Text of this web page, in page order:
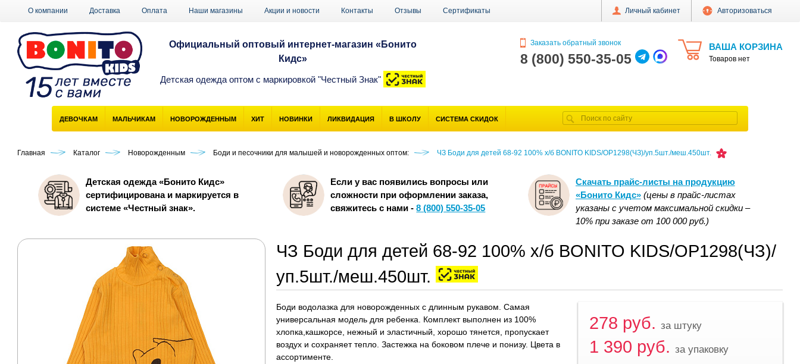
Личный кабинет Авторизоваться
О компании Доставка Оплата Наши магазины Акции и новости Контакты Отзывы Сертификаты
ВАША КОРЗИНА
Товаров нет
Заказать обратный звонок
8 (800) 550-35-05
Официальный оптовый интернет-магазин «Бонито
Кидс»
Детская одежда оптом с маркировкой "Честный Знак"
ДЕВОЧКАМ МАЛЬЧИКАМ НОВОРОЖДЕННЫМ ХИТ НОВИНКИ ЛИКВИДАЦИЯ В ШКОЛУ СИСТЕМА СКИДОК
Главная Каталог Новорожденным Боди и песочники для малышей и новорожденных оптом: ЧЗ Боди для детей 68-92 100% х/б BONITO KIDS/OP1298(ЧЗ)/уп.5шт./меш.450шт.
Детская одежда «Бонито Кидс»
сертифицирована и маркируется в
системе «Честный знак».
Если у вас появились вопросы или
сложности при оформлении заказа,
свяжитесь с нами -8 (800) 550-35-05
Скачать прайс-листы на продукцию
«Бонито Кидс» (цены в прайс-листах
указаны с учетом максимальной скидки –
10% при заказе от 100 000 руб.)
ЧЗ Боди для детей 68-92 100% х/б BONITO KIDS/OP1298(ЧЗ)/
уп.5шт./меш.450шт.
Боди водолазка для новорожденных с длинным рукавом. Самая
универсальная модель для ребенка. Комплект выполнен из 100%
хлопка,кашкорсе, нежный и эластичный, хорошо тянется, пропускает
воздух и сохраняет тепло. Застежка на боковом плече и понизу. Цвета в
ассортименте.
278 руб. за штуку
1 390 руб. за упаковку